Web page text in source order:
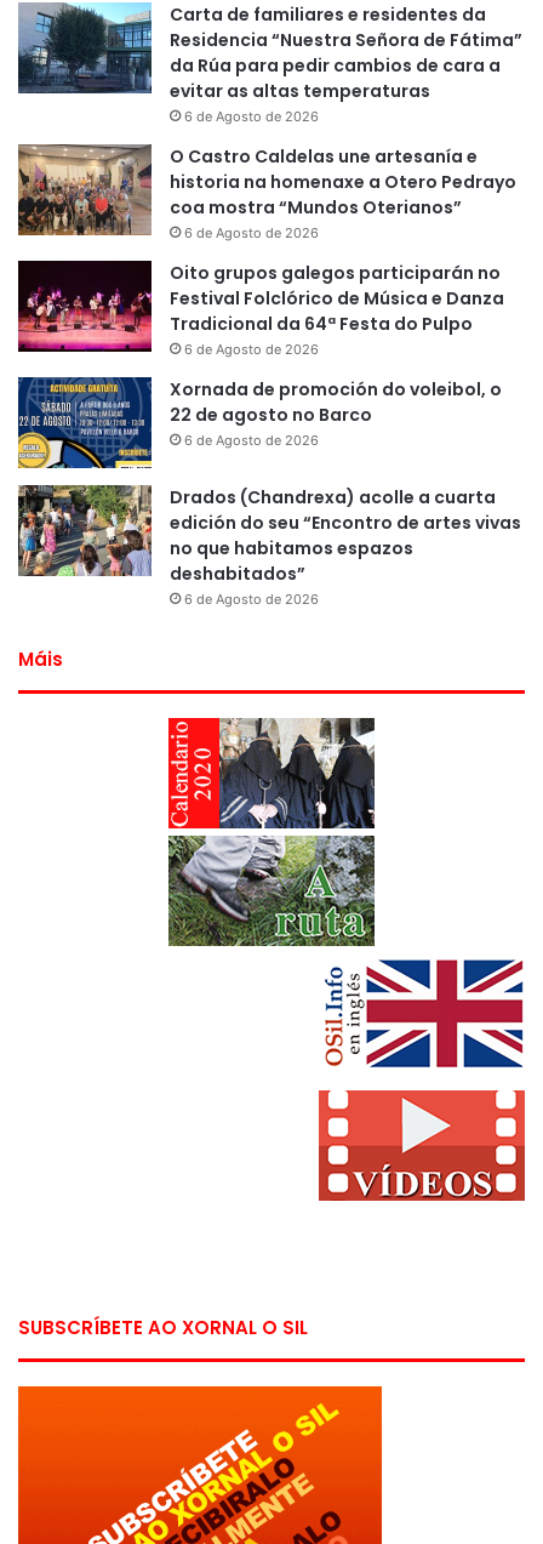
Carta de familiares e residentes da
Residencia “Nuestra Señora de Fátima”
da Rúa para pedir cambios de cara a
evitar as altas temperaturas
6 de Agosto de 2026
O Castro Caldelas une artesanía e
historia na homenaxe a Otero Pedrayo
coa mostra “Mundos Oterianos”
6 de Agosto de 2026
Oito grupos galegos participarán no
Festival Folclórico de Música e Danza
Tradicional da 64ª Festa do Pulpo
6 de Agosto de 2026
Xornada de promoción do voleibol, o
22 de agosto no Barco
6 de Agosto de 2026
Drados (Chandrexa) acolle a cuarta
edición do seu “Encontro de artes vivas
no que habitamos espazos
deshabitados”
6 de Agosto de 2026
Máis
SUBSCRÍBETE AO XORNAL O SIL